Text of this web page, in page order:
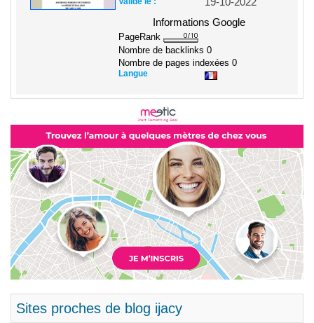
19-10-2022
Informations Google
PageRank
Nombre de backlinks 0
Nombre de pages indexées 0
Langue
Sites proches de blog ijacy